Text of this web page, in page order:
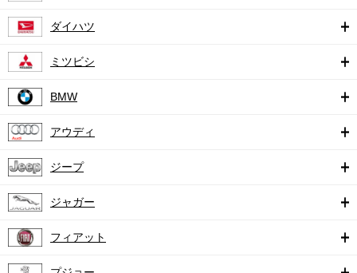
ダイハツ
ミツビシ
BMW
アウディ
ジープ
ジャガー
フィアット